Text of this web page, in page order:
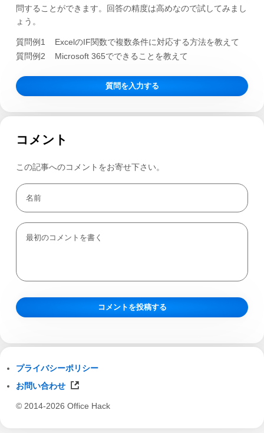
問することができます。回答の精度は高めなので試してみまし
ょう。
質問例1
ExcelのIF関数で複数条件に対応する方法を教えて
質問例2
Microsoft 365でできることを教えて
質問を入力する
コメント
この記事へのコメントをお寄せ下さい。
プライバシーポリシー
お問い合わせ
© 2014-2026 Office Hack